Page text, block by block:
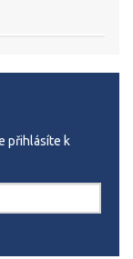
přihlásíte k